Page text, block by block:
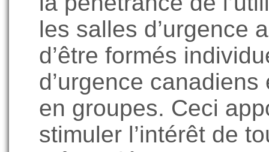
les salles d’urgence
d’être formés
d’urgence
en groupes. Ceci
stimuler l’intérêt de